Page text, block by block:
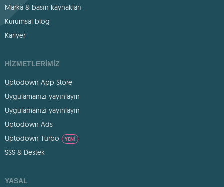
Marka & basın kaynakları
Kurumsal blog
Kariyer
HIZMETLERIMIZ
Uptodown App Store
Uygulamanızı yayınlayın
Uygulamanızı yayınlayın
Uptodown Ads
Uptodown Turbo
YENI
SSS & Destek
YASAL